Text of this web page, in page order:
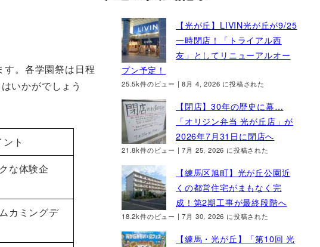
。各学園祭は日程
いかがでしょう
ト
な体験企
カミングデ
【光が丘】LIVIN光が丘が9/25
一時閉店！「トライアル西
友」としてリニューアルオー
プン予定！
25.5k件のビュー |8月 4, 2026 に投稿された
【閉店】30年の歴史に幕…
「オリジン弁当 光が丘店」が
2026年7月31日に閉店へ
21.8k件のビュー |7月 25, 2026 に投稿された
【練馬区旭町】光が丘公園近
くの都営住宅がまもなく完
成！第2期工事が最終段階へ
18.2k件のビュー |7月 30, 2026 に投稿された
【練馬・光が丘】「第10回 光